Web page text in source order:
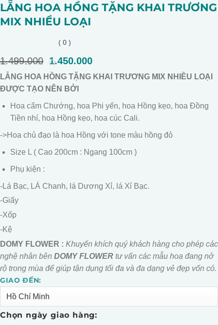
LẴNG HOA HỒNG TẶNG KHAI TRƯƠNG
MIX NHIỀU LOẠI
0
out
of
( 0 )
1.499.000 Giá
gốc
là:
1.499.000.
1.450.000
hiện
tại
1.450.000.
LẴNG HOA HỒNG TẶNG KHAI TRƯƠNG MIX NHIỀU LOẠI
ĐƯỢC TẠO NÊN BỞI
Hoa cẩm Chướng, hoa Phi yến, hoa Hồng kẹo, hoa Đồng
Tiền nhí, hoa Hồng kẹo, hoa cúc Cali.
->Hoa chủ đạo là hoa Hồng với tone màu hồng đỏ
Size L ( Cao 200cm : Ngang 100cm )
Phụ kiện :
-Lá Bạc, LÁ Chanh, lá Dương Xỉ, lá Xỉ Bạc.
-Giấy
-Xốp
-Kệ
DOMY FLOWER : Khuyến khích quý khách hàng cho phép các
nghệ nhân bên DOMY FLOWER tư vấn các mẫu hoa đang nở
rộ trong mùa để giúp tận dụng tối đa và đa dạng vẻ đẹp vốn có.
GIAO ĐẾN:
Chọn ngày giao hàng:
Alternative: